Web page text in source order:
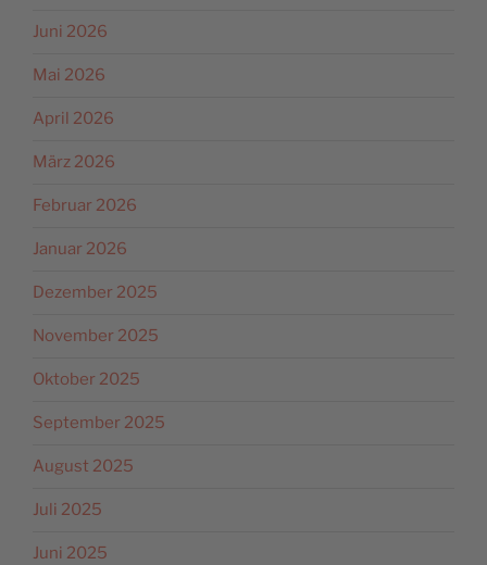
Juni 2026
Mai 2026
April 2026
März 2026
Februar 2026
Januar 2026
Dezember 2025
November 2025
Oktober 2025
September 2025
August 2025
Juli 2025
Juni 2025